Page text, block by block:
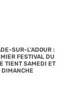
SUR-L’ADOUR :
FESTIVAL DU
TIENT SAMEDI ET
DIMANCHE